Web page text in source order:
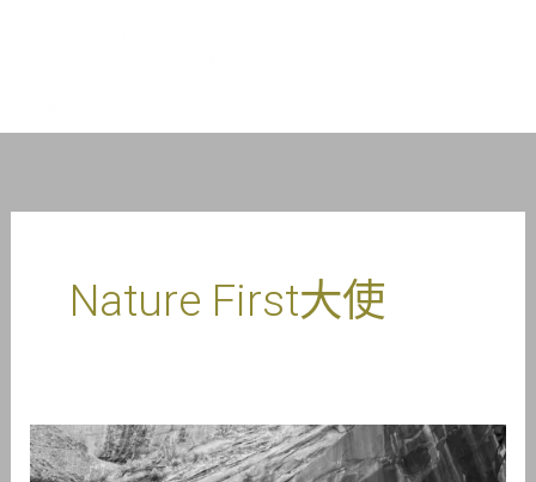
Nature First大使
认
识